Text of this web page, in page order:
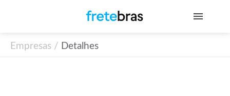
Empresas / Detalhes